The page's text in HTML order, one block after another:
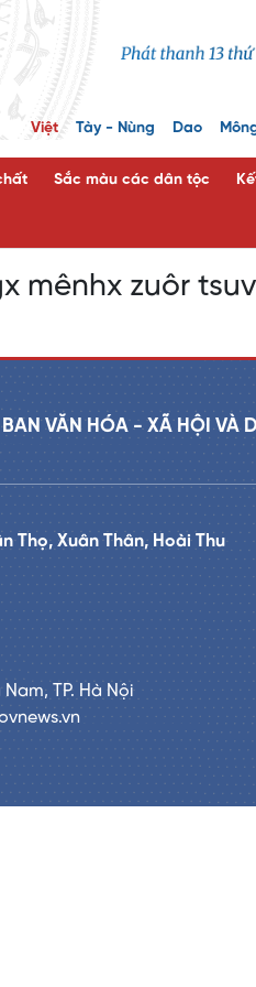
Việt Tày - Nùng Dao
Sắc màu các dân tộc
mênhx zuôr
VĂN HÓA - XÃ HỘI VÀ
Thọ, Xuân Thân, Hoài Thu
TP. Hà Nội